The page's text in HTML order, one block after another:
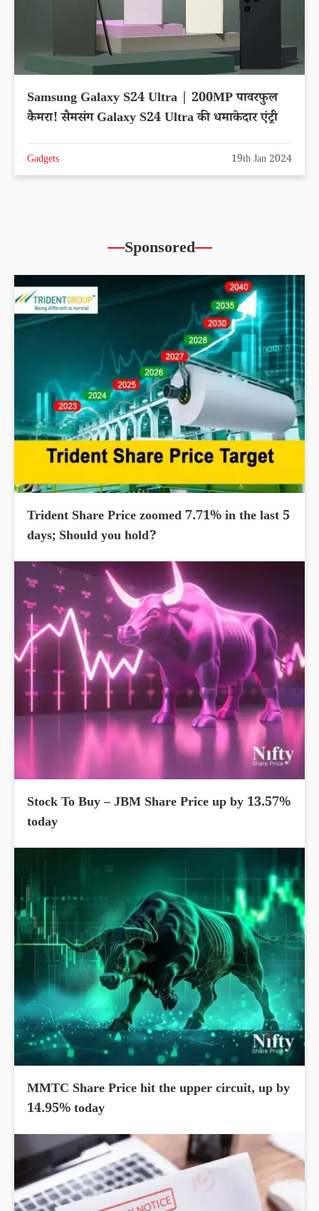
Samsung Galaxy S24 Ultra | 200MP पावरफुल
कैमरा! सैमसंग Galaxy S24 Ultra की धमाकेदार एंट्री
Gadgets 19th Jan 2024
Sponsored
Trident Share Price zoomed 7.71% in the last 5
days; Should you hold?
Stock To Buy – JBM Share Price up by 13.57%
today
MMTC Share Price hit the upper circuit, up by
14.95% today